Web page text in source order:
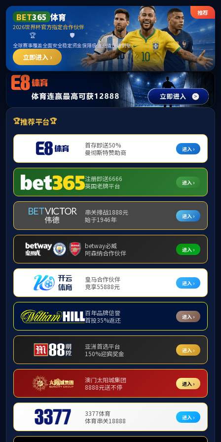
伟德国际(bevictor)官方网站-源自英国始于1946
提示：访问地址无效，tags找不到对应的栏目！
首页 关闭此页